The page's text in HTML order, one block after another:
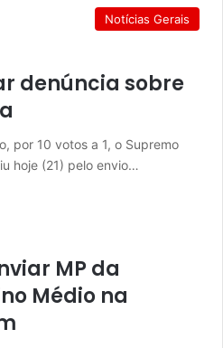
Notícias Gerais
denúncia sobre
por 10 votos a 1, o Supremo
hoje (21) pelo envio…
MP da
Médio na